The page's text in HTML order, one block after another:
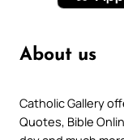
About us
Catholic Gallery
Quotes, Bible